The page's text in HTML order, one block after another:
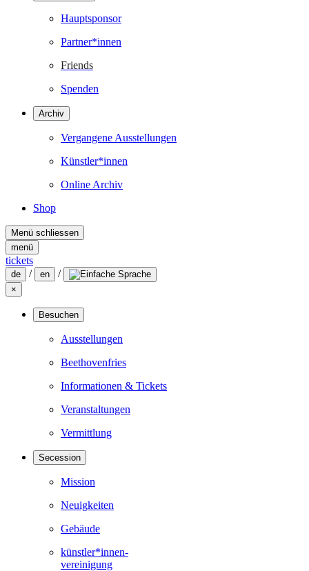
Hauptsponsor
Partner*innen
Friends
Spenden
Archiv
Vergangene Ausstellungen
Künstler*innen
Online Archiv
Shop
Menü schliessen
menü
tickets
de / en /
×
Besuchen
Ausstellungen
Beethovenfries
Informationen & Tickets
Veranstaltungen
Vermittlung
Secession
Mission
Neuigkeiten
Gebäude
künstler*innen-
vereinigung